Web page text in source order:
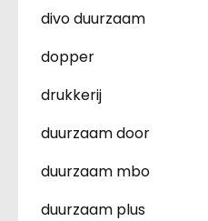
divo duurzaam
dopper
drukkerij
duurzaam door
duurzaam mbo
duurzaam plus